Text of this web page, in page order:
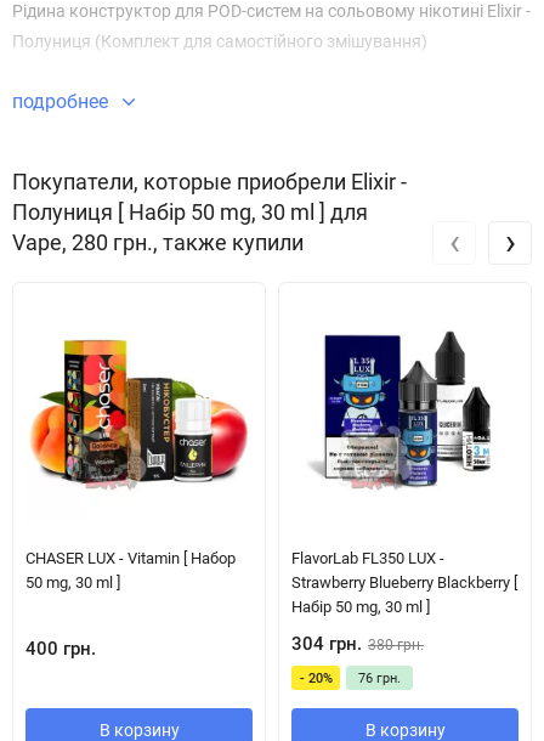
Рідина конструктор для POD-систем на сольовому нікотині Elixir -
Полуниця (Комплект для самостійного змішування)
подробнее
Покупатели, которые приобрели Elixir -
Полуниця [ Набір 50 mg, 30 ml ] для
Vape, 280 грн., также купили
CHASER LUX - Vitamin [ Набор
50 mg, 30 ml ]
400 грн.
В корзину
FlavorLab FL350 LUX -
Strawberry Blueberry Blackberry [
Набір 50 mg, 30 ml ]
304 грн. 380 грн.
- 20% 76 грн.
В корзину
‹ ›